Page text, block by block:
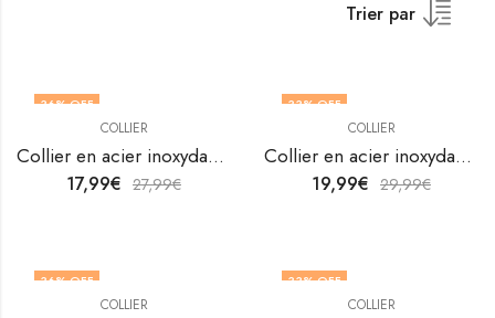
Trier par
36% OFF
COLLIER
Collier en acier inoxydable plaqué or 18K de V&F Jewellers
17,99€ 27,99€
33% OFF
COLLIER
Collier en acier inoxydable plaqué or 18K de V&F Jewellers
19,99€ 29,99€
36% OFF
COLLIER
33% OFF
COLLIER